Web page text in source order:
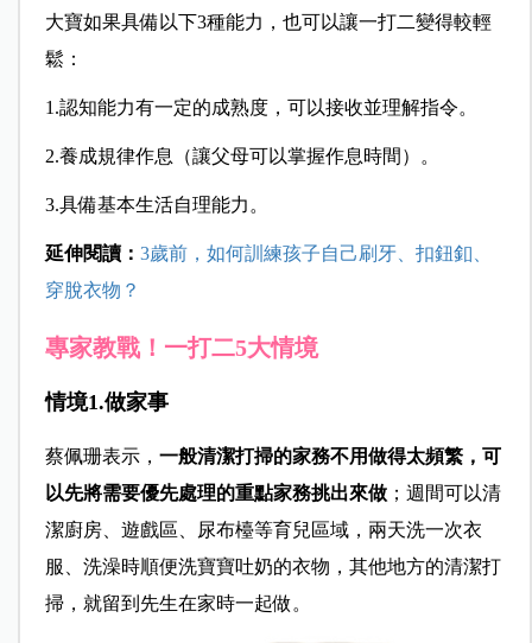
大寶如果具備以下3種能力，也可以讓一打二變得較輕
鬆：
1.認知能力有一定的成熟度，可以接收並理解指令。
2.養成規律作息（讓父母可以掌握作息時間）。
3.具備基本生活自理能力。
延伸閱讀： 3歲前，如何訓練孩子自己刷牙、扣鈕釦、
穿脫衣物？
專家教戰！一打二5大情境
情境1.做家事
蔡佩珊表示， 一般清潔打掃的家務不用做得太頻繁，可
以先將需要優先處理的重點家務挑出來做；週間可以清
潔廚房、遊戲區、尿布檯等育兒區域，兩天洗一次衣
服、洗澡時順便洗寶寶吐奶的衣物，其他地方的清潔打
掃，就留到先生在家時一起做。